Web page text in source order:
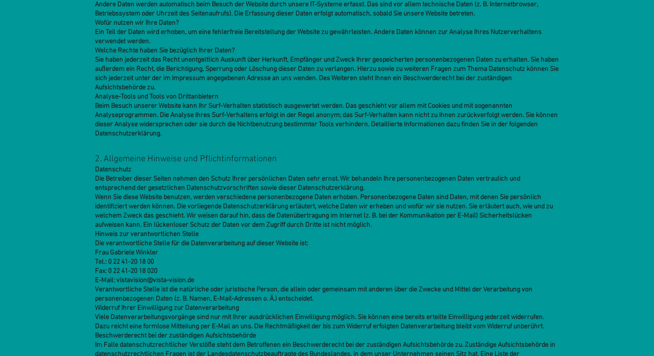
Andere Daten werden automatisch beim Besuch der Website durch unsere IT-Systeme erfasst. Das sind vor allem technische Daten (z. B. Internetbrowser,
Betriebssystem oder Uhrzeit des Seitenaufrufs). Die Erfassung dieser Daten erfolgt automatisch, sobald Sie unsere Website betreten.
Wofür nutzen wir Ihre Daten?
Ein Teil der Daten wird erhoben, um eine fehlerfreie Bereitstellung der Website zu gewährleisten. Andere Daten können zur Analyse Ihres Nutzerverhaltens
verwendet werden.
Welche Rechte haben Sie bezüglich Ihrer Daten?
Sie haben jederzeit das Recht unentgeltlich Auskunft über Herkunft, Empfänger und Zweck Ihrer gespeicherten personenbezogenen Daten zu erhalten. Sie haben
außerdem ein Recht, die Berichtigung, Sperrung oder Löschung dieser Daten zu verlangen. Hierzu sowie zu weiteren Fragen zum Thema Datenschutz können Sie
sich jederzeit unter der im Impressum angegebenen Adresse an uns wenden. Des Weiteren steht Ihnen ein Beschwerderecht bei der zuständigen
Aufsichtsbehörde zu.
Analyse-Tools und Tools von Drittanbietern
Beim Besuch unserer Website kann Ihr Surf-Verhalten statistisch ausgewertet werden. Das geschieht vor allem mit Cookies und mit sogenannten
Analyseprogrammen. Die Analyse Ihres Surf-Verhaltens erfolgt in der Regel anonym; das Surf-Verhalten kann nicht zu Ihnen zurückverfolgt werden. Sie können
dieser Analyse widersprechen oder sie durch die Nichtbenutzung bestimmter Tools verhindern. Detaillierte Informationen dazu finden Sie in der folgenden
Datenschutzerklärung.
2. Allgemeine Hinweise und Pflichtinformationen
Datenschutz
Die Betreiber dieser Seiten nehmen den Schutz Ihrer persönlichen Daten sehr ernst. Wir behandeln Ihre personenbezogenen Daten vertraulich und
entsprechend der gesetzlichen Datenschutzvorschriften sowie dieser Datenschutzerklärung.
Wenn Sie diese Website benutzen, werden verschiedene personenbezogene Daten erhoben. Personenbezogene Daten sind Daten, mit denen Sie persönlich
identifiziert werden können. Die vorliegende Datenschutzerklärung erläutert, welche Daten wir erheben und wofür wir sie nutzen. Sie erläutert auch, wie und zu
welchem Zweck das geschieht. Wir weisen darauf hin, dass die Datenübertragung im Internet (z. B. bei der Kommunikation per E-Mail) Sicherheitslücken
aufweisen kann. Ein lückenloser Schutz der Daten vor dem Zugriff durch Dritte ist nicht möglich.
Hinweis zur verantwortlichen Stelle
Die verantwortliche Stelle für die Datenverarbeitung auf dieser Website ist:
Frau Gabriele Winkler
Tel.: 0 22 41-20 18 00
Fax: 0 22 41-20 18 020
E-Mail: vistavision@vista-vision.de
Verantwortliche Stelle ist die natürliche oder juristische Person, die allein oder gemeinsam mit anderen über die Zwecke und Mittel der Verarbeitung von
personenbezogenen Daten (z. B. Namen, E-Mail-Adressen o. Ä.) entscheidet.
Widerruf Ihrer Einwilligung zur Datenverarbeitung
Viele Datenverarbeitungsvorgänge sind nur mit Ihrer ausdrücklichen Einwilligung möglich. Sie können eine bereits erteilte Einwilligung jederzeit widerrufen.
Dazu reicht eine formlose Mitteilung per E-Mail an uns. Die Rechtmäßigkeit der bis zum Widerruf erfolgten Datenverarbeitung bleibt vom Widerruf unberührt.
Beschwerderecht bei der zuständigen Aufsichtsbehörde
Im Falle datenschutzrechtlicher Verstöße steht dem Betroffenen ein Beschwerderecht bei der zuständigen Aufsichtsbehörde zu. Zuständige Aufsichtsbehörde in
datenschutzrechtlichen Fragen ist der Landesdatenschutzbeauftragte des Bundeslandes, in dem unser Unternehmen seinen Sitz hat. Eine Liste der